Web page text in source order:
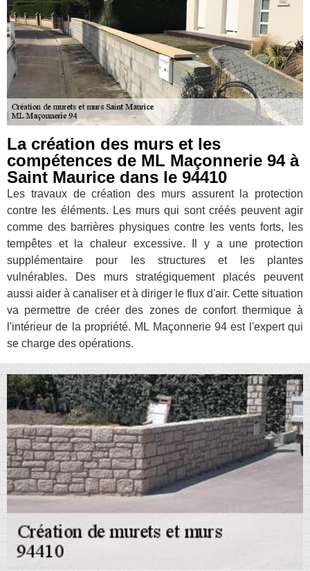
La création des murs et les
compétences de ML Maçonnerie 94 à
Saint Maurice dans le 94410
Les travaux de création des murs assurent la protection
contre les éléments. Les murs qui sont créés peuvent agir
comme des barrières physiques contre les vents forts, les
tempêtes et la chaleur excessive. Il y a une protection
supplémentaire pour les structures et les plantes
vulnérables. Des murs stratégiquement placés peuvent
aussi aider à canaliser et à diriger le flux d'air. Cette situation
va permettre de créer des zones de confort thermique à
l'intérieur de la propriété. ML Maçonnerie 94 est l'expert qui
se charge des opérations.